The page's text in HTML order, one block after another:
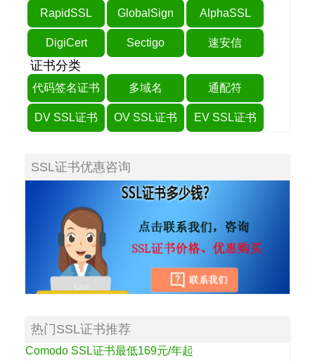
RapidSSL GlobalSign AlphaSSL
DigiCert Sectigo 速安信
证书分类
代码签名证书 多域名 通配符
DV SSL证书 OV SSL证书 EV SSL证书
SSL证书优惠咨询
热门SSL证书推荐
Comodo SSL证书最低169元/年起